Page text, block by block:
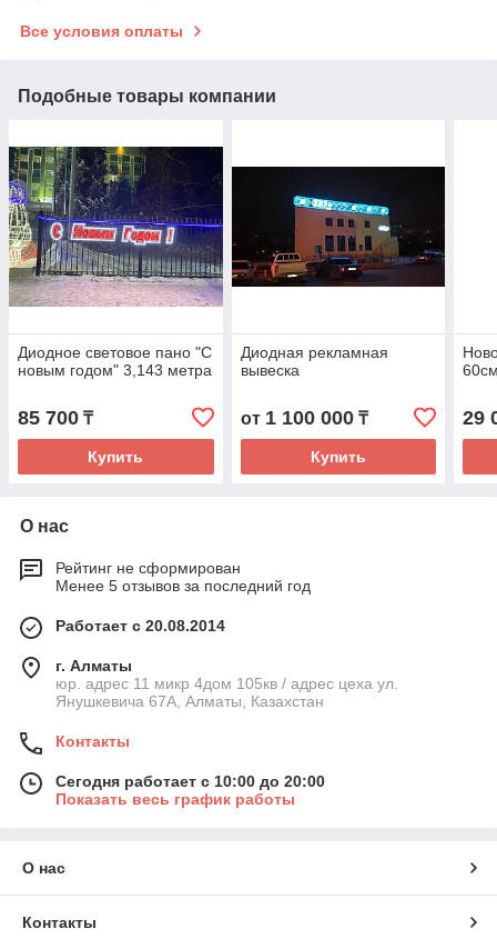
Все условия оплаты
Подобные товары компании
Диодное световое пано "С
новым годом" 3,143 метра
85 700 ₸
Купить
Диодная рекламная
вывеска
от 1 100 000₸
Купить
29
О нас
Рейтинг не сформирован
Менее 5 отзывов за последний год
Работает с 20.08.2014
г. Алматы
юр. адрес 11 микр 4дом 105кв / адрес цеха ул.
Янушкевича 67А, Алматы, Казахстан
Контакты
Сегодня работает с 10:00 до 20:00
Показать весь график работы
О нас
Контакты